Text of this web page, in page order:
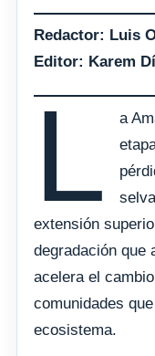
Redactor: Luis
Editor: Karem
L
a
extensión
degradación que
acelera el
comunidades
ecosistema.